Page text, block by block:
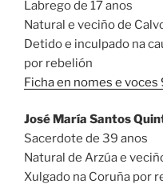
Labrego de 17 anos
Natural e veciño de
Detido e inculpado na
por rebelión
Ficha en nomes e
José María Santos
Sacerdote de 39 anos
Natural de Arzúa e
Xulgado na Coruña por